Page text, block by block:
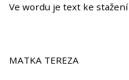
Ve wordu je text ke stažení
MATKA TEREZA